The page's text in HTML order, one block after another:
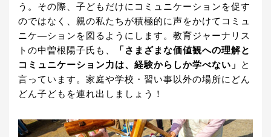
う。その際、子どもだけにコミュニケーションを促す
のではなく、親の私たちが積極的に声をかけてコミュ
ニケ―ションを図るようにします。教育ジャーナリス
トの中曽根陽子氏も、
「さまざまな価値観への理解と
コミュニケーション力は、経験からしか学べない」
と
言っています。家庭や学校・習い事以外の場所にどん
どん子どもを連れ出しましょう！